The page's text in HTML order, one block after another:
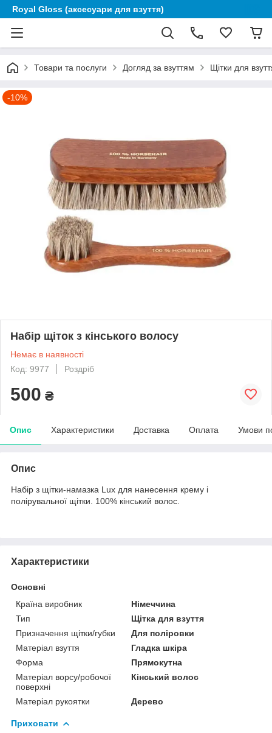
Royal Gloss (аксесуари для взуття)
Товари та послуги Догляд за взуттям Щітки для
-10%
Набір щіток з кінського волосу
Немає в наявності
Код: 9977
Роздріб
500 ₴
Опис Характеристики Доставка Оплата Умови
Опис
Набір з щітки-намазка Lux для нанесення крему і
полірувальної щітки. 100% кінський волос.
Характеристики
Основні
Країна виробник
Німеччина
Тип
Щітка для взуття
Призначення щітки/губки
Для поліровки
Матеріал взуття
Гладка шкіра
Форма
Прямокутна
Матеріал ворсу/робочої
поверхні
Кінський волос
Матеріал рукоятки Дерево
Приховати